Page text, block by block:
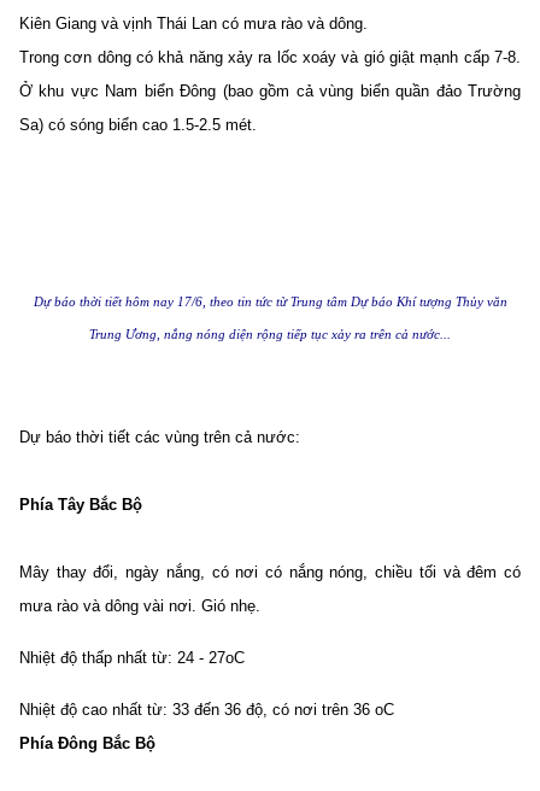
Kiên Giang và vịnh Thái Lan có mưa rào và dông.
Trong cơn dông có khả năng xảy ra lốc xoáy và gió giật mạnh cấp 7-8.
Ở khu vực Nam biển Đông (bao gồm cả vùng biển quần đảo Trường
Sa) có sóng biển cao 1.5-2.5 mét.
Dự báo thời tiết hôm nay 17/6, theo tin tức từ Trung tâm Dự báo Khí tượng Thủy văn
Trung Ương, nắng nóng diện rộng tiếp tục xảy ra trên cả nước...
Dự báo thời tiết các vùng trên cả nước:
Phía Tây Bắc Bộ
Mây thay đổi, ngày nắng, có nơi có nắng nóng, chiều tối và đêm có
mưa rào và dông vài nơi. Gió nhẹ.
Nhiệt độ thấp nhất từ: 24 - 27oC
Nhiệt độ cao nhất từ: 33 đến 36 độ, có nơi trên 36 oC
Phía Đông Bắc Bộ